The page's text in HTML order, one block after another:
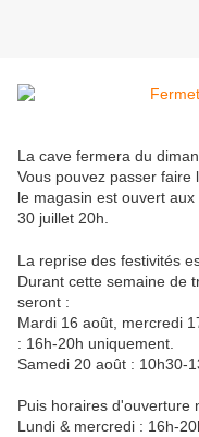
La cave fermera du
Vous pouvez passer faire
le magasin est ouvert
30 juillet 20h.
La reprise des festivités
Durant cette semaine de
seront :
Mardi 16 août, mercredi
: 16h-20h uniquement.
Samedi 20 août : 10h30-
Puis horaires d'ouverture
Lundi & mercredi : 16h-